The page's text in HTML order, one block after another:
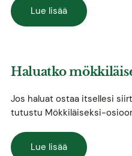
Lue lisää
Haluatko
Jos haluat ostaa itsellesi
tutustu Mökkiläiseksi-
Lue lisää